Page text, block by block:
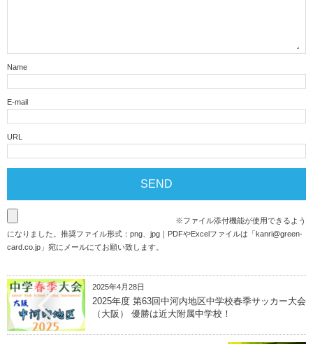
Name
E-mail
URL
※ファイル添付機能が使用できるよう
になりました。推奨ファイル形式：png、jpg｜PDFやExcelファイルは「kanri@green-
card.co.jp 」宛にメールにてお願い致します。
2025年4月28日
2025年度 第63回中河内地区中学校春季サッカー大会
（大阪） 優勝は近大附属中学校！